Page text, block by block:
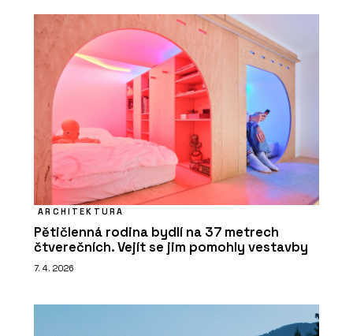
ARCHITEKTURA
Pětičlenná rodina bydlí na 37 metrech
čtverečních. Vejít se jim pomohly vestavby
7. 4. 2026